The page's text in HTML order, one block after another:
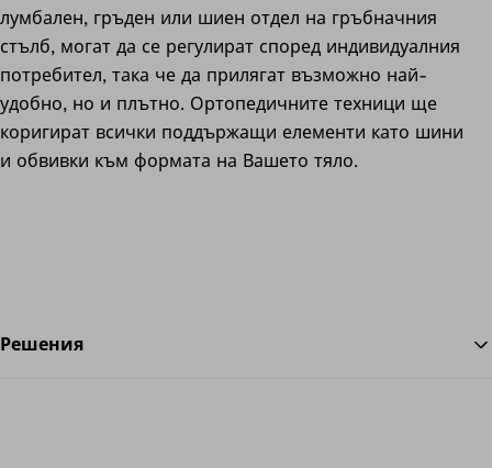
лумбален, гръден или шиен отдел на гръбначния
стълб, могат да се регулират според индивидуалния
потребител, така че да прилягат възможно най-
удобно, но и плътно. Ортопедичните техници ще
коригират всички поддържащи елементи като шини
и обвивки към формата на Вашето тяло.
Решения